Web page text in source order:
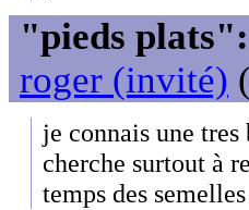
"pieds plats":
roger (invité)
je connais une
cherche surtout à
temps des